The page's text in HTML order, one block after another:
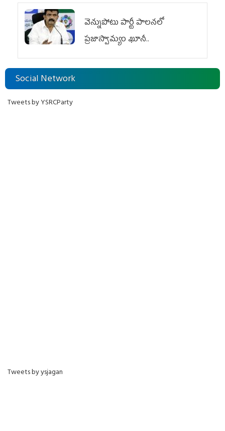
వెన్నుపోటు పార్టీ పాలనలో
ప్రజాస్వామ్యం ఖూనీ..
Social Network
Tweets by YSRCParty
Tweets by ysjagan